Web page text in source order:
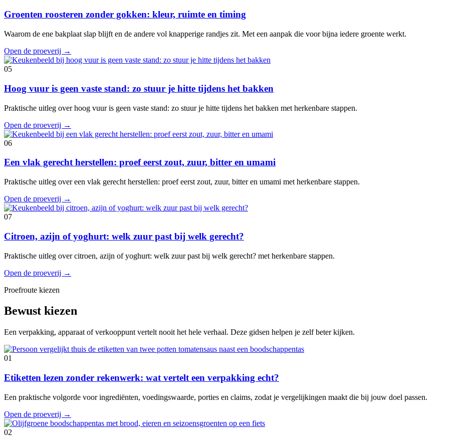
Groenten roosteren zonder gokken: kleur, ruimte en timing
Waarom de ene bakplaat slap blijft en de andere vol knapperige randjes zit. Met een aanpak die voor bijna iedere groente werkt.
Open de proeverij →
05
Hoog vuur is geen vaste stand: zo stuur je hitte tijdens het bakken
Praktische uitleg over hoog vuur is geen vaste stand: zo stuur je hitte tijdens het bakken met herkenbare stappen.
Open de proeverij →
06
Een vlak gerecht herstellen: proef eerst zout, zuur, bitter en umami
Praktische uitleg over een vlak gerecht herstellen: proef eerst zout, zuur, bitter en umami met herkenbare stappen.
Open de proeverij →
07
Citroen, azijn of yoghurt: welk zuur past bij welk gerecht?
Praktische uitleg over citroen, azijn of yoghurt: welk zuur past bij welk gerecht? met herkenbare stappen.
Open de proeverij →
Proefroute kiezen
Bewust kiezen
Een verpakking, apparaat of verkooppunt vertelt nooit het hele verhaal. Deze gidsen helpen je zelf beter kijken.
01
Etiketten lezen zonder rekenwerk: wat vertelt een verpakking echt?
Een praktische volgorde voor ingrediënten, voedingswaarde, porties en claims, zodat je vergelijkingen maakt die bij jouw doel passen.
Open de proeverij →
02